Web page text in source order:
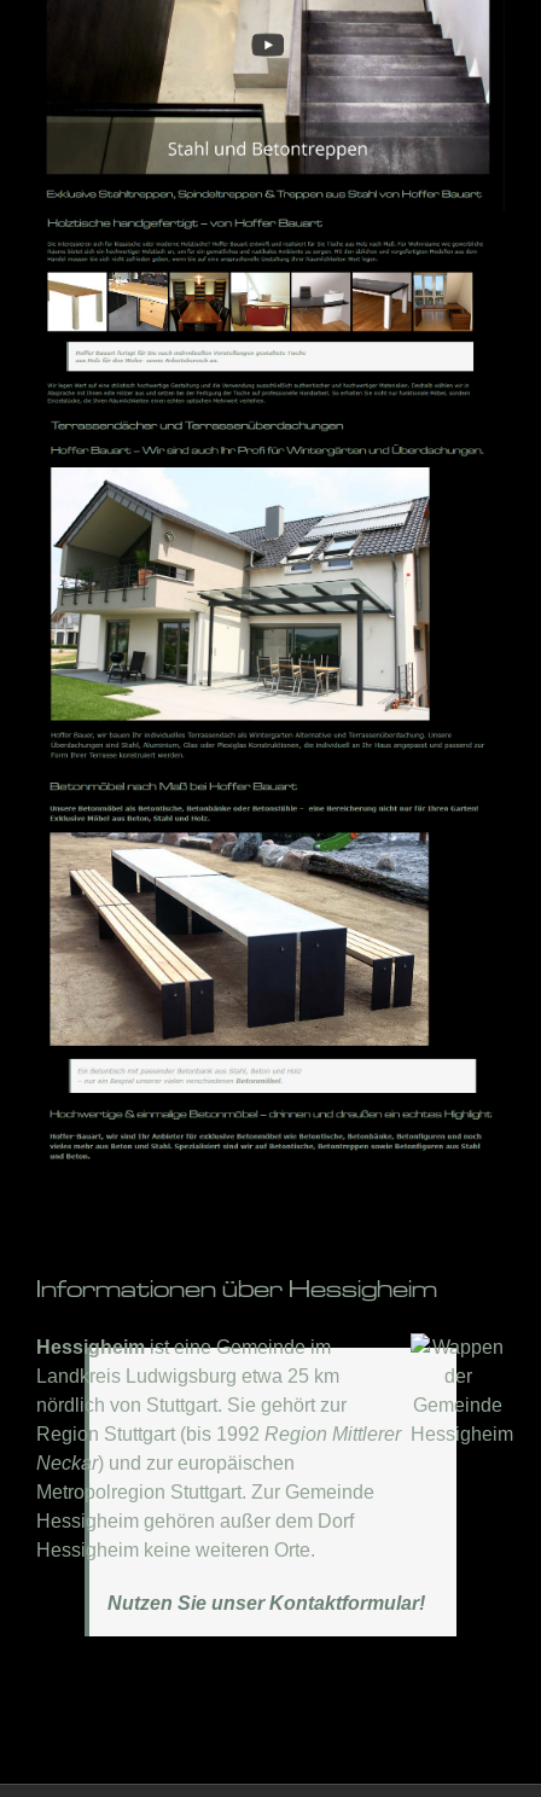
Informationen über Hessigheim
Hessigheimist eine Gemeinde im
Landkreis Ludwigsburg etwa 25 km
nördlich von Stuttgart. Sie gehört zur
Region Stuttgart (bis 1992 Region Mittlerer
Neckar) und zur europäischen
Metropolregion Stuttgart. Zur Gemeinde
Hessigheim gehören außer dem Dorf
Hessigheim keine weiteren Orte.
Nutzen Sie unser Kontaktformular!